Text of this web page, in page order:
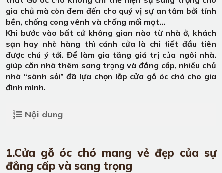
gia chủ mà còn đem đến cho quý vị sự an tâm bởi tính
bền, chống cong vênh và chống mối mọt…
Khi bước vào bất cứ không gian nào từ nhà ở, khách
sạn hay nhà hàng thì cánh cửa là chi tiết đầu tiên
được chú ý tới. Để làm gia tăng giá trị của ngôi nhà,
giúp căn nhà thêm sang trọng và đẳng cấp, nhiều chủ
nhà “sành sỏi” đã lựa chọn lắp cửa gỗ óc chó cho gia
đình mình.
Nội dung
1.Cửa gỗ óc chó mang vẻ đẹp của sự
đẳng cấp và sang trọng